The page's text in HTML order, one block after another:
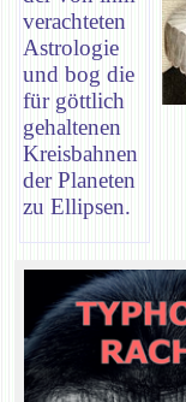
verachteten
Astrologie
und bog die
für göttlich
gehaltenen
Kreisbahnen
der Planeten
zu Ellipsen.